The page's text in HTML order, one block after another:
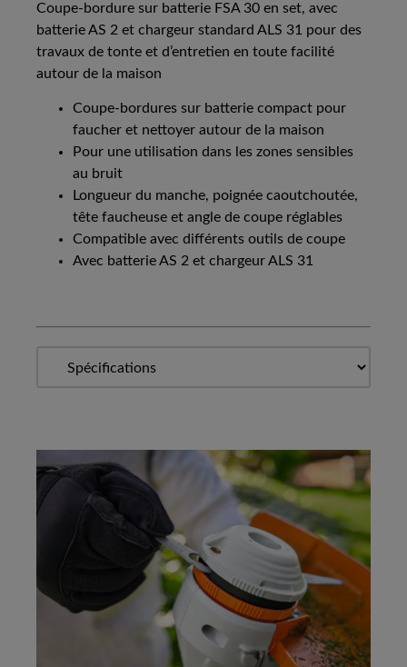
Coupe-bordure sur batterie FSA 30 en set, avec
batterie AS 2 et chargeur standard ALS 31 pour des
travaux de tonte et d’entretien en toute facilité
autour de la maison
Coupe-bordures sur batterie compact pour
faucher et nettoyer autour de la maison
Pour une utilisation dans les zones sensibles
au bruit
Longueur du manche, poignée caoutchoutée,
tête faucheuse et angle de coupe réglables
Compatible avec différents outils de coupe
Avec batterie AS 2 et chargeur ALS 31